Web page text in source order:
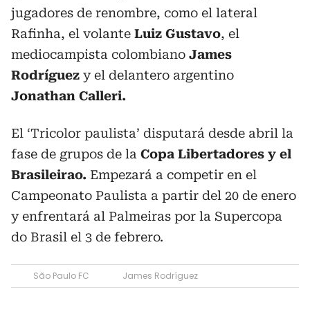
jugadores de renombre, como el lateral
Rafinha, el volante Luiz Gustavo, el
mediocampista colombiano James
Rodríguez y el delantero argentino
Jonathan Calleri.
El ‘Tricolor paulista’ disputará desde abril la
fase de grupos de la Copa Libertadores y el
Brasileirao. Empezará a competir en el
Campeonato Paulista a partir del 20 de enero
y enfrentará al Palmeiras por la Supercopa
do Brasil el 3 de febrero.
São Paulo FC James Rodríguez